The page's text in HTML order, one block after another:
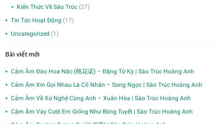
Kiến Thức Về Sáo Trúc (27)
Tin Tức Hoạt Động (17)
Uncategorized (1)
Bài viết mới
Cảm Âm Đào Hoa Nặc (桃花诺) – Đặng Tử Kỳ | Sáo Trúc Hoàng Anh
Cảm Âm Xin Gọi Nhau Là Cố Nhân – Song Ngọc | Sáo Trúc Hoàng Anh
Cảm Âm Về Xứ Nghệ Cùng Anh – Xuân Hòa | Sáo Trúc Hoàng Anh
Cảm Âm Váy Cưới Em Giống Như Bông Tuyết | Sáo Trúc Hoàng Anh